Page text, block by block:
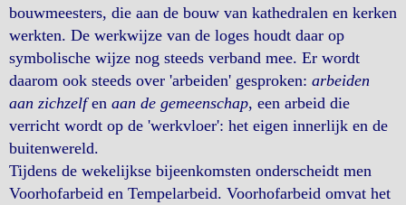
bouwmeesters, die aan de bouw van kathedralen en kerken
werkten. De werkwijze van de loges houdt daar op
symbolische wijze nog steeds verband mee. Er wordt
daarom ook steeds over 'arbeiden' gesproken: arbeiden
aan zichzelfen aan de gemeenschap, een arbeid die
verricht wordt op de 'werkvloer': het eigen innerlijk en de
buitenwereld.
Tijdens de wekelijkse bijeenkomsten onderscheidt men
Voorhofarbeid en Tempelarbeid. Voorhofarbeid omvat het